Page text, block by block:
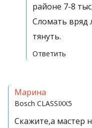
районе 7-8
Сломать вряд
тянуть.
Ответить
Марина
Bosch CLASSIXX5
Скажите,а мастер